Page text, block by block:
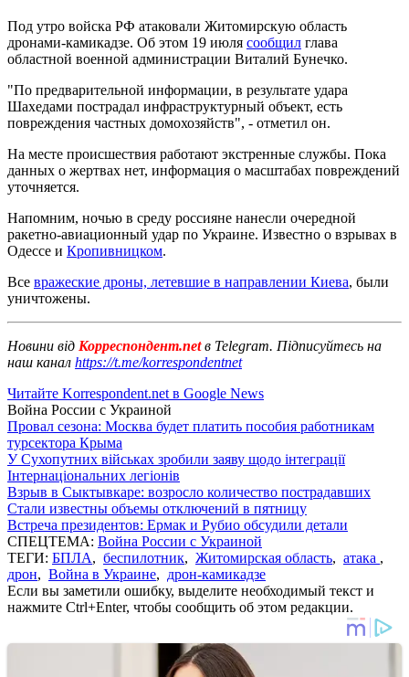
Под утро войска РФ атаковали Житомирскую область
дронами-камикадзе. Об этом 19 июля сообщил глава
областной военной администрации Виталий Бунечко.
"По предварительной информации, в результате удара
Шахедами пострадал инфраструктурный объект, есть
повреждения частных домохозяйств", - отметил он.
На месте происшествия работают экстренные службы. Пока
данных о жертвах нет, информация о масштабах повреждений
уточняется.
Напомним, ночью в среду россияне нанесли очередной
ракетно-авиационный удар по Украине. Известно о взрывах в
Одессе и Кропивницком.
Все вражеские дроны, летевшие в направлении Киева, были
уничтожены.
Новини від Корреспондент.netв Telegram. Підписуйтесь на
наш канал https://t.me/korrespondentnet
Читайте Korrespondent.net в Google News
Война России с Украиной
Провал сезона: Москва будет платить пособия работникам
турсектора Крыма
У Сухопутних військах зробили заяву щодо інтеграції
Інтернаціональних легіонів
Взрыв в Сыктывкаре: возросло количество пострадавших
Стали известны объемы отключений в пятницу
Встреча президентов: Ермак и Рубио обсудили детали
СПЕЦТЕМА: Война России с Украиной
ТЕГИ: БПЛА, беспилотник, Житомирская область, атака ,
дрон, Война в Украине, дрон-камикадзе
Если вы заметили ошибку, выделите необходимый текст и
нажмите Ctrl+Enter, чтобы сообщить об этом редакции.